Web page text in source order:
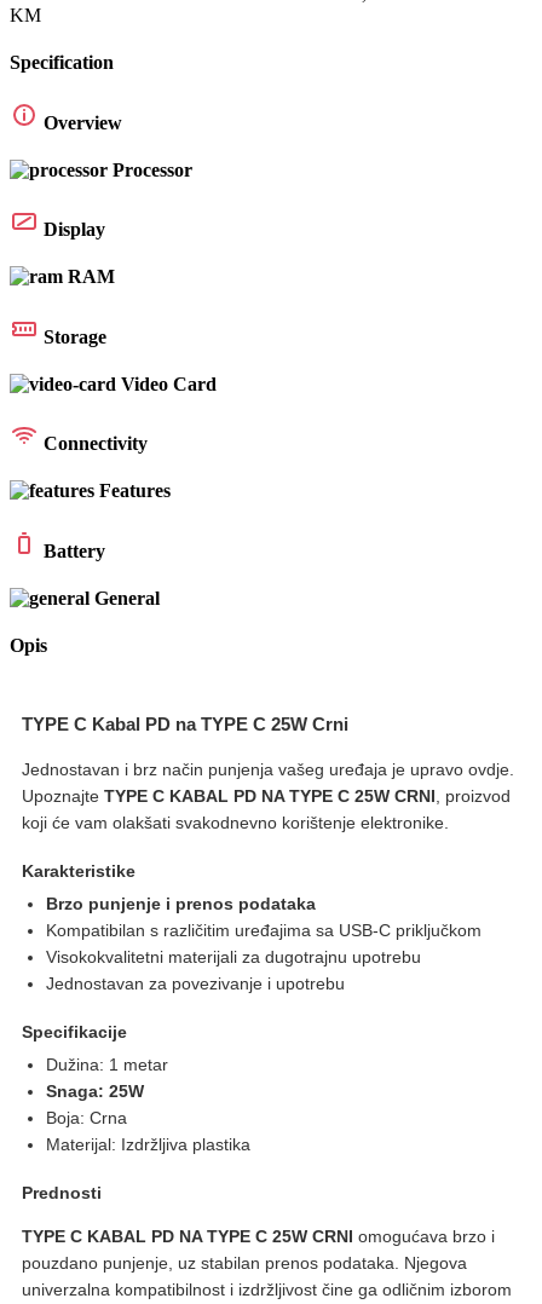
KM
Specification
Overview
Processor
Display
RAM
Storage
Video Card
Connectivity
Features
Battery
General
Opis
TYPE C Kabal PD na TYPE C 25W Crni
Jednostavan i brz način punjenja vašeg uređaja je upravo ovdje.
Upoznajte TYPE C KABAL PD NA TYPE C 25W CRNI , proizvod
koji će vam olakšati svakodnevno korištenje elektronike.
Karakteristike
Brzo punjenje i prenos podataka
Kompatibilan s različitim uređajima sa USB-C priključkom
Visokokvalitetni materijali za dugotrajnu upotrebu
Jednostavan za povezivanje i upotrebu
Specifikacije
Dužina: 1 metar
Snaga: 25W
Boja: Crna
Materijal: Izdržljiva plastika
Prednosti
TYPE C KABAL PD NA TYPE C 25W CRNI omogućava brzo i
pouzdano punjenje, uz stabilan prenos podataka. Njegova
univerzalna kompatibilnost i izdržljivost čine ga odličnim izborom